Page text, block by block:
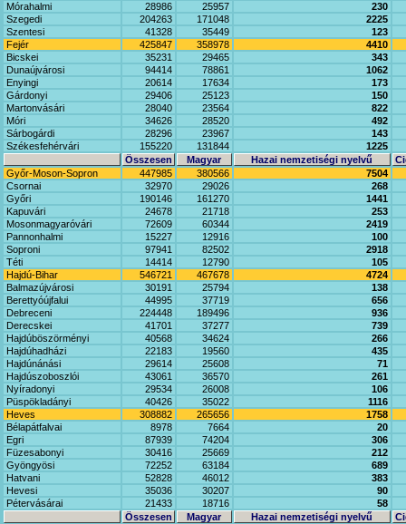
Mórahalmi
28986 25957
230
Szegedi
204263 171048
2225
Szentesi
41328 35449
123
Fejér
425847 358978
4410
Bicskei
35231 29465
343
Dunaújvárosi
94414 78861
1062
Enyingi
20614 17634
173
Gárdonyi
29406 25123
150
Martonvásári
28040 23564
822
Móri
34626 28520
492
Sárbogárdi
28296 23967
143
Székesfehérvári
155220 131844
1225
Összesen
Magyar Hazai nemzetiségi nyelvű
Győr-Moson-Sopron
447985 380566
7504
Csornai
32970 29026
268
Győri
190146 161270
1441
Kapuvári
24678 21718
253
Mosonmagyaróvári
72609 60344
2419
Pannonhalmi
15227 12916
100
Soproni
97941 82502
2918
Téti
14414 12790
105
Hajdú-Bihar
546721 467678
4724
Balmazújvárosi
30191 25794
138
Berettyóújfalui
44995 37719
656
Debreceni
224448 189496
936
Derecskei
41701 37277
739
Hajdúböszörményi
40568 34624
266
Hajdúhadházi
22183 19560
435
Hajdúnánási
29614 25608
71
Hajdúszoboszlói
43061 36570
261
Nyíradonyi
29534 26008
106
Püspökladányi
40426 35022
1116
Heves
308882 265656
1758
Bélapátfalvai
8978 7664
20
Egri
87939 74204
306
Füzesabonyi
30416 25669
212
Gyöngyösi
72252 63184
689
Hatvani
52828 46012
383
Hevesi
35036 30207
90
Pétervásárai
21433 18716
58
Összesen
Magyar Hazai nemzetiségi nyelvű